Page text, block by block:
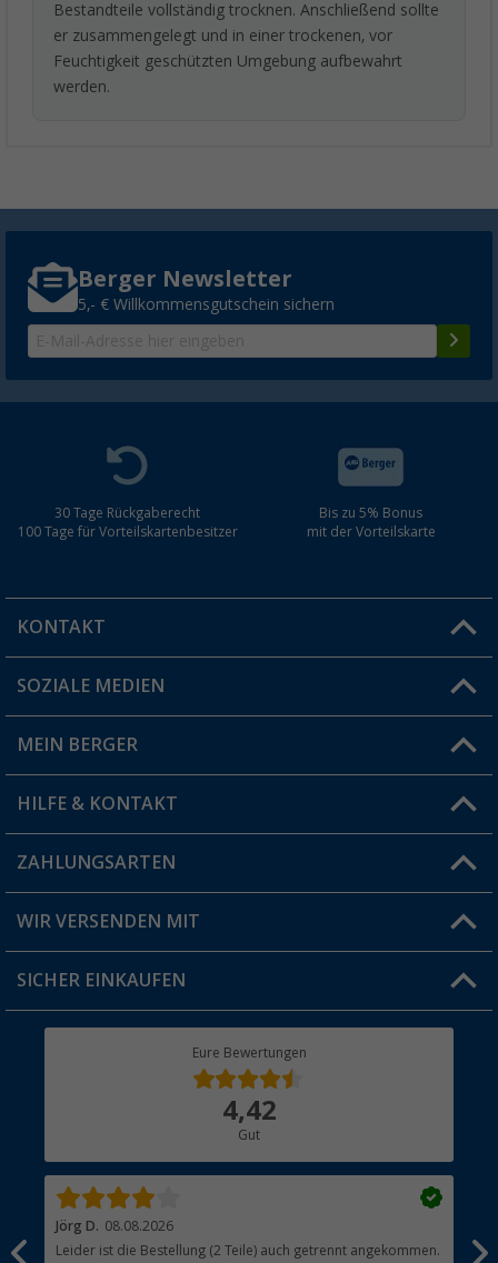
Bestandteile vollständig trocknen. Anschließend sollte
er zusammengelegt und in einer trockenen, vor
Feuchtigkeit geschützten Umgebung aufbewahrt
werden.
Berger Newsletter
5,- € Willkommensgutschein sichern
30 Tage Rückgaberecht
100 Tage für Vorteilskartenbesitzer
Bis zu 5% Bonus
mit der Vorteilskarte
KONTAKT
Du hast eine Frage?
Filiale finden
SOZIALE MEDIEN
MEIN BERGER
Vorteilskarte
Blog
Jobs & Karriere
HILFE & KONTAKT
FAQ & Kontakt
Versandinformationen
Rücksendung
ZAHLUNGSARTEN
WIR VERSENDEN MIT
SICHER EINKAUFEN
Eure Bewertungen
4,42
Gut
Jörg D. 08.08.2026
Leider ist die Bestellung (2 Teile) auch getrennt angekommen.
Ich